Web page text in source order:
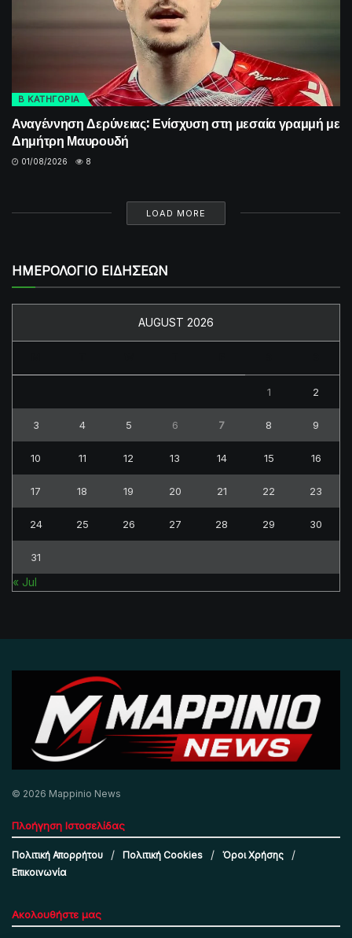
Β ΚΑΤΗΓΟΡΙΑ
Αναγέννηση Δερύνειας: Ενίσχυση στη μεσαία γραμμή με
Δημήτρη Μαυρουδή
01/08/2026 8
LOAD MORE
ΗΜΕΡΟΛΟΓΙΟ ΕΙΔΗΣΕΩΝ
AUGUST 2026
1 2
3 4 5 6 7 8 9
10 11 12 13 14 15 16
17 18 19 20 21 22 23
24 25 26 27 28 29 30
31
« Jul
© 2026 Mappinio News
Πλοήγηση Ιστοσελίδας
Πολιτική Απορρήτου Πολιτική Cookies
Όροι Χρήσης
Επικοινωνία
Ακολουθήστε μας